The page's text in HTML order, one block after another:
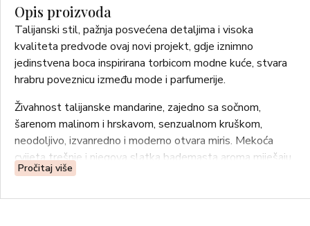
Opis proizvoda
Talijanski stil, pažnja posvećena detaljima i visoka
kvaliteta predvode ovaj novi projekt, gdje iznimno
jedinstvena boca inspirirana torbicom modne kuće, stvara
hrabru poveznicu između mode i parfumerije.
Živahnost talijanske mandarine, zajedno sa sočnom,
šarenom malinom i hrskavom, senzualnom kruškom,
neodoljivo, izvanredno i moderno otvara miris. Mekoća
cvijeta trešnje i njegova slatka bademasta aroma miješaju
se s blagom začinjenošću božura i svježinom đurđice: dvije
Pročitaj više